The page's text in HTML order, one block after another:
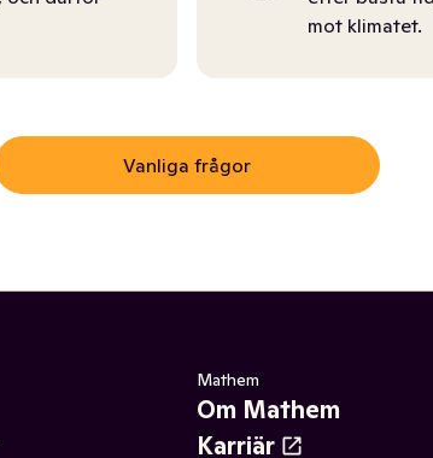
mot klimatet.
Vanliga frågor
Mathem
Om Mathem
Karriär